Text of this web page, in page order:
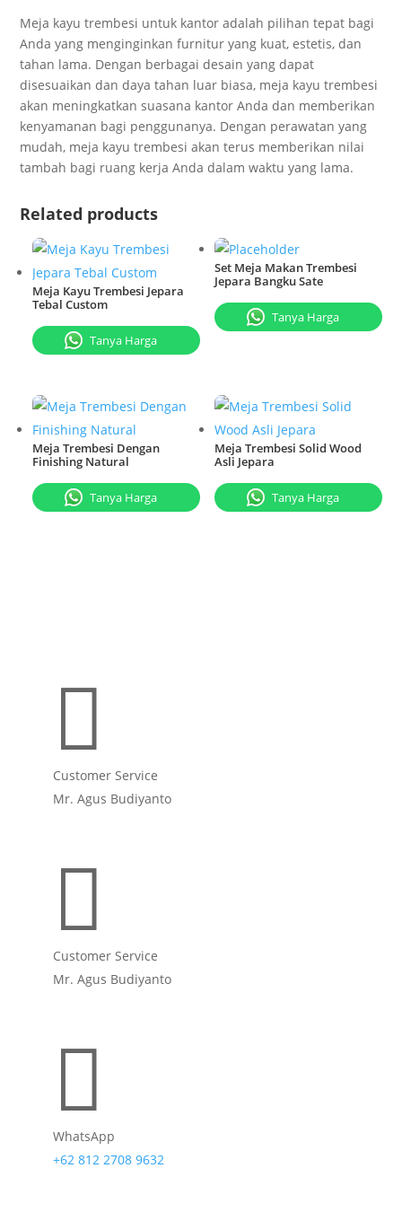
Meja kayu trembesi untuk kantor adalah pilihan tepat bagi
Anda yang menginginkan furnitur yang kuat, estetis, dan
tahan lama. Dengan berbagai desain yang dapat
disesuaikan dan daya tahan luar biasa, meja kayu trembesi
akan meningkatkan suasana kantor Anda dan memberikan
kenyamanan bagi penggunanya. Dengan perawatan yang
mudah, meja kayu trembesi akan terus memberikan nilai
tambah bagi ruang kerja Anda dalam waktu yang lama.
Related products
Meja Kayu Trembesi Jepara
Tebal​ Custom
Tanya Harga
Set Meja Makan Trembesi
Jepara Bangku Sate
Tanya Harga
Meja Trembesi Dengan
Finishing Natural
Tanya Harga
Meja Trembesi Solid Wood
Asli Jepara
Tanya Harga

Customer Service
Mr. Agus Budiyanto

Customer Service
Mr. Agus Budiyanto

WhatsApp
+62 812 2708 9632